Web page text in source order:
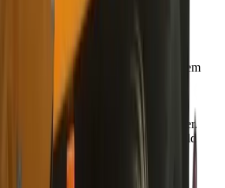
af afgrøder, foder og gødning mellem
Flytning af jord, grus og
af sand, sten og byggematerialer.
Opsamling og bortkørsel af haveaffald
Effektiv løsning til små og